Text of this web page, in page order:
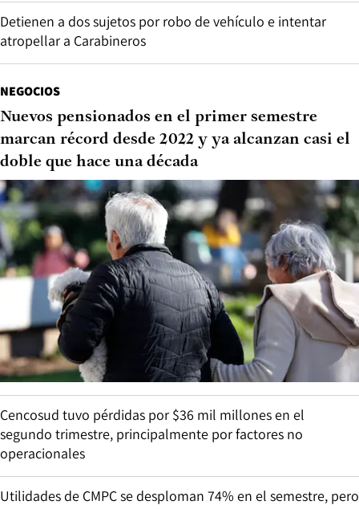
Detienen a dos sujetos por robo de vehículo e intentar
atropellar a Carabineros
NEGOCIOS
Nuevos pensionados en el primer semestre
marcan récord desde 2022 y ya alcanzan casi el
doble que hace una década
Cencosud tuvo pérdidas por $36 mil millones en el
segundo trimestre, principalmente por factores no
operacionales
Utilidades de CMPC se desploman 74% en el semestre, pero